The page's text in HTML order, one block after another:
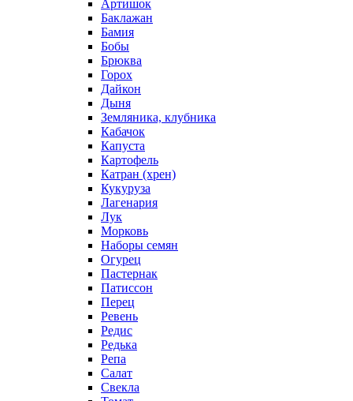
Артишок
Баклажан
Бамия
Бобы
Брюква
Горох
Дайкон
Дыня
Земляника, клубника
Кабачок
Капуста
Картофель
Катран (хрен)
Кукуруза
Лагенария
Лук
Морковь
Наборы семян
Огурец
Пастернак
Патиссон
Перец
Ревень
Редис
Редька
Репа
Салат
Свекла